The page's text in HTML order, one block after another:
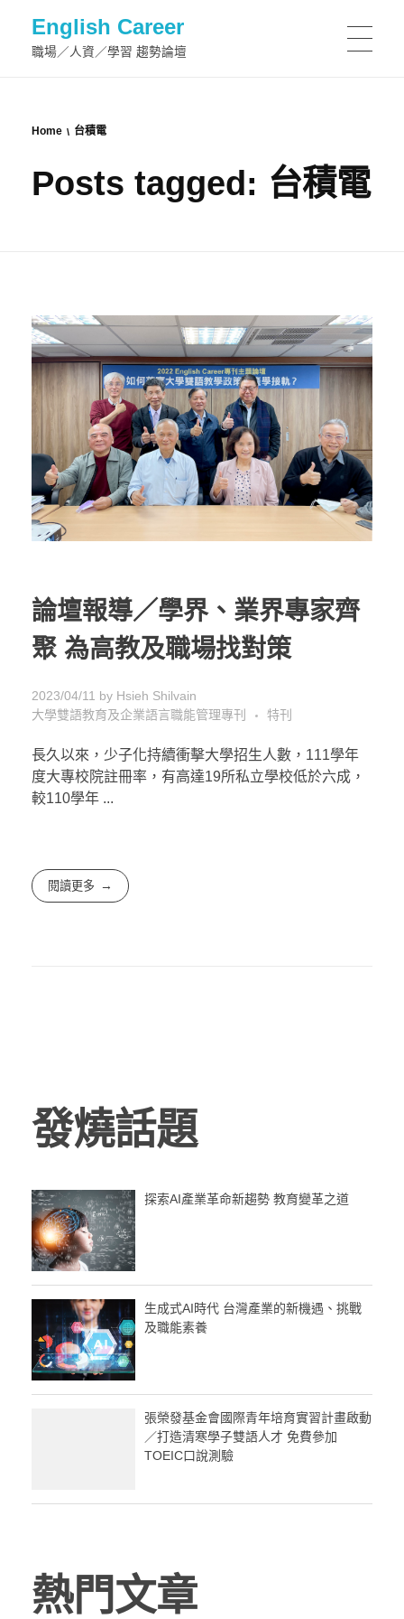
English Career
職場／人資／學習 趨勢論壇
Home 台積電
Posts tagged: 台積電
論壇報導／學界、業界專家齊
聚 為高教及職場找對策
2023/04/11 by Hsieh Shilvain
大學雙語教育及企業語言職能管理專刊
特刊
長久以來，少子化持續衝擊大學招生人數，111學年
度大專校院註冊率，有高達19所私立學校低於六成，
較110學年 ...
閱讀更多
發燒話題
探索AI產業革命新趨勢 教育變革之道
生成式AI時代 台灣產業的新機遇、挑戰
及職能素養
張榮發基金會國際青年培育實習計畫啟動
／打造清寒學子雙語人才 免費參加
TOEIC口說測驗
熱門文章